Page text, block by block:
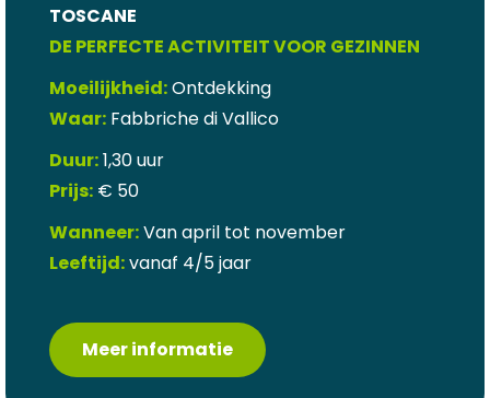
TOSCANE
DE PERFECTE ACTIVITEIT VOOR GEZINNEN
Moeilijkheid:Ontdekking
Waar: Fabbriche di Vallico
Duur:1,30 uur
Prijs: € 50
Wanneer:Van april tot november
Leeftijd:vanaf 4/5 jaar
Meer informatie